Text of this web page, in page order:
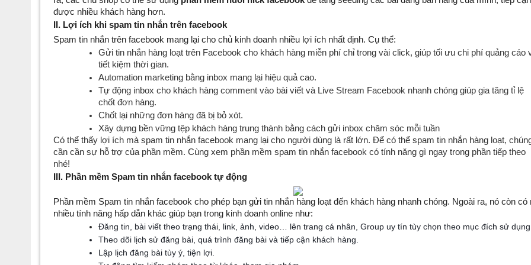
được nhiều khách hàng hơn.
II. Lợi ích khi spam tin nhắn trên facebook
Spam tin nhắn trên facebook mang lại cho chủ kinh doanh nhiều lợi ích nhất định. Cụ thể:
Gửi tin nhắn hàng loạt trên Facebook cho khách hàng miễn phí chỉ trong vài click, giúp tối ưu chi phí quảng cáo
tiết kiệm thời gian.
Automation marketing bằng inbox mang lại hiệu quả cao.
Tự động inbox cho khách hàng comment vào bài viết và Live Stream Facebook nhanh chóng giúp gia tăng tỉ lệ
chốt đơn hàng.
Chốt lại những đơn hàng đã bị bỏ xót.
Xây dựng bền vững tệp khách hàng trung thành bằng cách gửi inbox chăm sóc mỗi tuần
Có thể thấy lợi ích mà spam tin nhắn facebook mang lại cho người dùng là rất lớn. Để có thể spam tin nhắn hàng loạt,
cần cần sự hỗ trợ của phần mềm. Cùng xem phần mềm spam tin nhắn facebook có tính năng gì ngay trong phần tiếp theo
nhé!
III. Phần mềm Spam tin nhắn facebook tự động
Phần mềm Spam tin nhắn facebook cho phép bạn gửi tin nhắn hàng loạt đến khách hàng nhanh chóng. Ngoài ra, nó còn có
nhiều tính năng hấp dẫn khác giúp bạn trong kinh doanh online như:
Đăng tin, bài viết theo trạng thái, link, ảnh, video… lên trang cá nhân, Group uy tín tùy chọn theo mục đích sử dụng.
Theo dõi lịch sử đăng bài, quá trình đăng bài và tiếp cận khách hàng.
Lập lịch đăng bài tùy ý, tiện lợi.